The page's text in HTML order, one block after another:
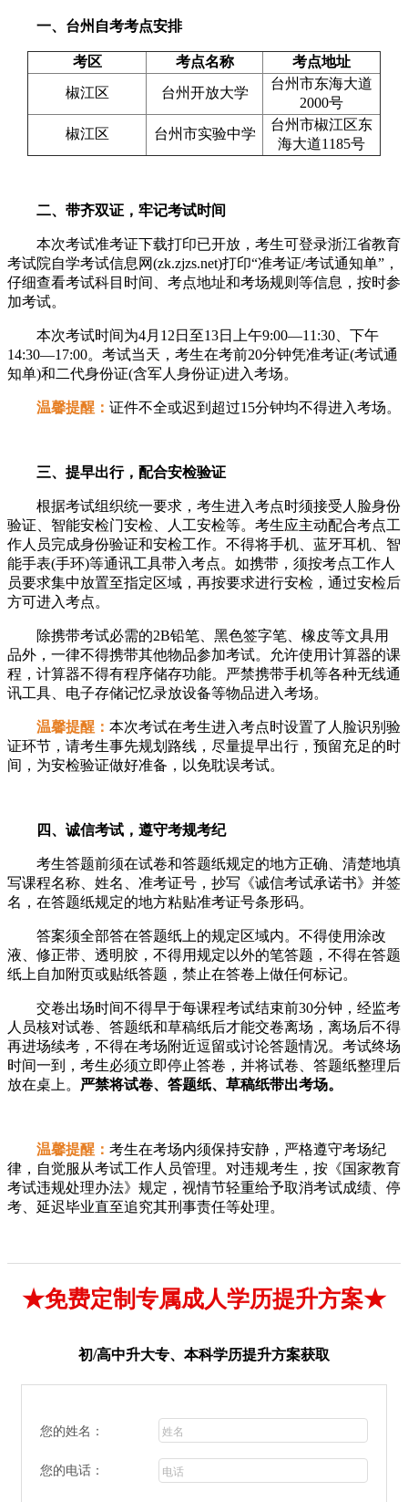
一、台州自考考点安排
考区 考点名称
考点地址
椒江区
台州开放大学
台州市东海大道
2000号
椒江区
台州市实验中学
台州市椒江区东
海大道1185号
二、带齐双证，牢记考试时间
本次考试准考证下载打印已开放，考生可登录浙江省教育
考试院自学考试信息网(zk.zjzs.net)打印“准考证/考试通知单”，
仔细查看考试科目时间、考点地址和考场规则等信息，按时参
加考试。
本次考试时间为4月12日至13日上午9:00—11:30、下午
14:30—17:00。考试当天，考生在考前20分钟凭准考证(考试通
知单)和二代身份证(含军人身份证)进入考场。
温馨提醒： 证件不全或迟到超过15分钟均不得进入考场。
三、提早出行，配合安检验证
根据考试组织统一要求，考生进入考点时须接受人脸身份
验证、智能安检门安检、人工安检等。考生应主动配合考点工
作人员完成身份验证和安检工作。不得将手机、蓝牙耳机、智
能手表(手环)等通讯工具带入考点。如携带，须按考点工作人
员要求集中放置至指定区域，再按要求进行安检，通过安检后
方可进入考点。
除携带考试必需的2B铅笔、黑色签字笔、橡皮等文具用
品外，一律不得携带其他物品参加考试。允许使用计算器的课
程，计算器不得有程序储存功能。严禁携带手机等各种无线通
讯工具、电子存储记忆录放设备等物品进入考场。
温馨提醒： 本次考试在考生进入考点时设置了人脸识别验
证环节，请考生事先规划路线，尽量提早出行，预留充足的时
间，为安检验证做好准备，以免耽误考试。
四、诚信考试，遵守考规考纪
考生答题前须在试卷和答题纸规定的地方正确、清楚地填
写课程名称、姓名、准考证号，抄写《诚信考试承诺书》并签
名，在答题纸规定的地方粘贴准考证号条形码。
答案须全部答在答题纸上的规定区域内。不得使用涂改
液、修正带、透明胶，不得用规定以外的笔答题，不得在答题
纸上自加附页或贴纸答题，禁止在答卷上做任何标记。
交卷出场时间不得早于每课程考试结束前30分钟，经监考
人员核对试卷、答题纸和草稿纸后才能交卷离场，离场后不得
再进场续考，不得在考场附近逗留或讨论答题情况。考试终场
时间一到，考生必须立即停止答卷，并将试卷、答题纸整理后
放在桌上。 严禁将试卷、答题纸、草稿纸带出考场。
温馨提醒： 考生在考场内须保持安静，严格遵守考场纪
律，自觉服从考试工作人员管理。对违规考生，按《国家教育
考试违规处理办法》规定，视情节轻重给予取消考试成绩、停
考、延迟毕业直至追究其刑事责任等处理。
★免费定制专属成人学历提升方案★
初/高中升大专、本科学历提升方案获取